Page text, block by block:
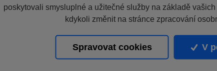
poskytovali smysluplné a užitečné služby na základě
kdykoli změnit na stránce zpracování
Spravovat cookies V